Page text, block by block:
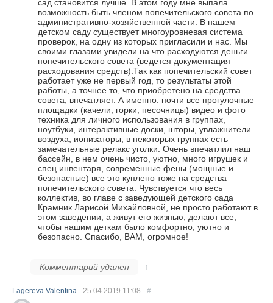
сад становится лучше. В этом году мне выпала
возможность быть членом попечительского совета по
административно-хозяйственной части. В нашем
детском саду существует многоуровневая система
проверок, на одну из которых пригласили и нас. Мы
своими глазами увидели на что расходуются деньги
попечительского совета (ведется документация
расходования средств).Так как попечительский совет
работает уже не первый год, то результаты этой
работы, а точнее то, что приобретено на средства
совета, впечатляет. А именно: почти все прогулочные
площадки (качели, горки, песочницы) видео и фото
техника для личного использования в группах,
ноутбуки, интерактивные доски, шторы, увлажнители
воздуха, ионизаторы, в некоторых группах есть
замечательные релакс уголки. Очень впечатлил наш
бассейн, в нем очень чисто, уютно, много игрушек и
спец.инвентаря, современные фены (мощные и
безопасные) все это куплено тоже на средства
попечительского совета. Чувствуется что весь
коллектив, во главе с заведующей детского сада
Крамник Ларисой Михайловной, не просто работают в
этом заведении, а живут его жизнью, делают все,
чтобы нашим деткам было комфортно, уютно и
безопасно. Спасибо, ВАМ, огромное!
Комментарий удален ↑
Lagereva Valentina 25.04.2019 11:08 #